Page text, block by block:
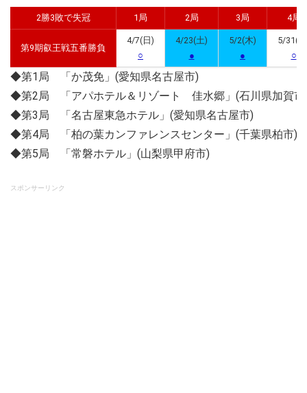
2勝3敗で失冠 1局 2局 3局 4局
第9期叡王戦五番勝負
4/7(日)
○
4/23(土)
●
5/2(木)
●
5/31(
○
◆第1局 「か茂免」(愛知県名古屋市)
◆第2局 「アパホテル＆リゾート 佳水郷」(石川県加賀市
◆第3局 「名古屋東急ホテル」(愛知県名古屋市)
◆第4局 「柏の葉カンファレンスセンター」(千葉県柏市)
◆第5局 「常磐ホテル」(山梨県甲府市)
スポンサーリンク